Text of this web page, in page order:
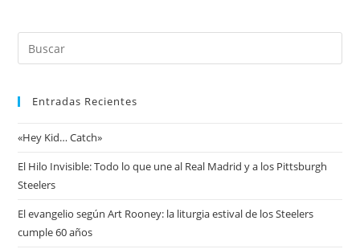
Entradas Recientes
«Hey Kid… Catch»
El Hilo Invisible: Todo lo que une al Real Madrid y a los Pittsburgh
Steelers
El evangelio según Art Rooney: la liturgia estival de los Steelers
cumple 60 años